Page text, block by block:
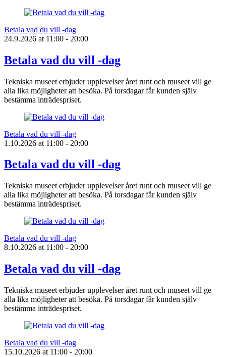
Betala vad du vill -dag
24.9.2026 at 11:00 - 20:00
Betala vad du vill -dag
Tekniska museet erbjuder upplevelser året runt och museet vill ge
alla lika möjligheter att besöka. På torsdagar får kunden själv
bestämma inträdespriset.
Betala vad du vill -dag
1.10.2026 at 11:00 - 20:00
Betala vad du vill -dag
Tekniska museet erbjuder upplevelser året runt och museet vill ge
alla lika möjligheter att besöka. På torsdagar får kunden själv
bestämma inträdespriset.
Betala vad du vill -dag
8.10.2026 at 11:00 - 20:00
Betala vad du vill -dag
Tekniska museet erbjuder upplevelser året runt och museet vill ge
alla lika möjligheter att besöka. På torsdagar får kunden själv
bestämma inträdespriset.
Betala vad du vill -dag
15.10.2026 at 11:00 - 20:00